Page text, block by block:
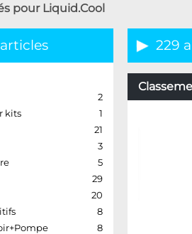
pour Liquid.Cool
2
kits
1
21
3
5
29
20
8
8
229